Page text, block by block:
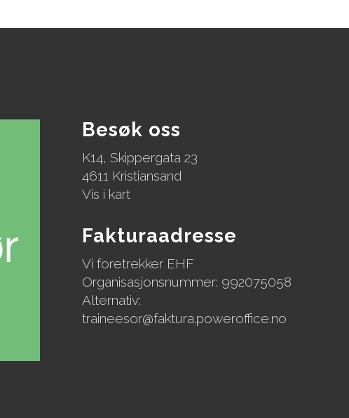
Besøk oss
K14, Skippergata 23
4611 Kristiansand
Vis i kart
Fakturaadresse
Vi foretrekker EHF
Organisasjonsnummer: 992075058
Alternativ:
traineesor@faktura.poweroffice.no